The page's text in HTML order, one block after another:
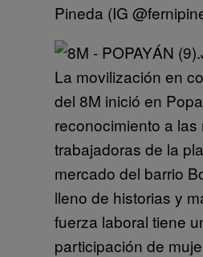
Pineda (IG
La movilización en
del 8M inició en
reconocimiento a las
trabajadoras de la
mercado del barrio
lleno de historias y
fuerza laboral tiene
participación de